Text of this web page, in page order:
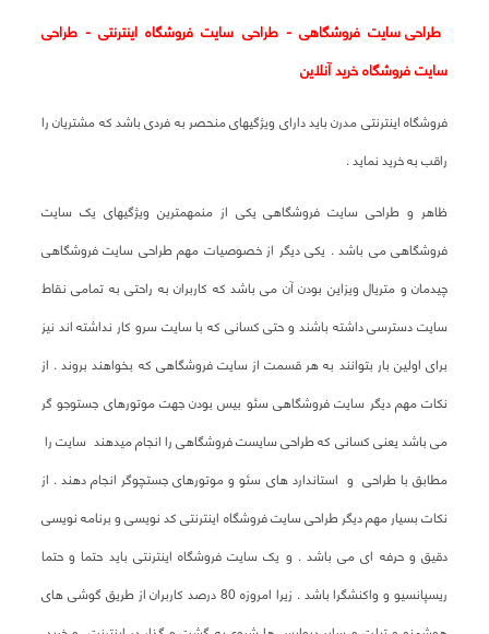
طراحی سایت فروشگاهی - طراحی سایت فروشگاه اینترنتی - طراحی
سایت فروشگاه خرید آنلاین
فروشگاه اینترنتی مدرن باید دارای ویژگیهای منحصر به فردی باشد که مشتریان را
راقب به خرید نماید .
ظاهر و طراحی سایت فروشگاهی یکی از منمهمترین ویژگیهای یک سایت
فروشگاهی می باشد . یکی دیگر از خصوصیات مهم طراحی سایت فروشگاهی
چیدمان و متریال ویزاین بودن آن می باشد که کاربران به راحتی به تمامی نقاط
سایت دسترسی داشته باشند و حتی کسانی که با سایت سرو کار نداشته اند نیز
برای اولین بار بتوانند به هر قسمت از سایت فروشگاهی که بخواهند بروند . از
نکات مهم دیگر سایت فروشگاهی سئو بیس بودن جهت موتورهای جستوجو گر
می باشد یعنی کسانی که طراحی سایست فروشگاهی را انجام میدهند سایت را
مطابق با طراحی و استاندارد های سئو و موتورهای جستچوگر انجام دهند . از
نکات بسیار مهم دیگر طراحی سایت فروشگاه اینترنتی کد نویسی و برنامه نویسی
دقیق و حرفه ای می باشد . و یک سایت فروشگاه اینترنتی باید حتما و حتما
ریسپانسیو و واکنشگرا باشد . زیرا امروزه 80 درصد کاربران از طریق گوشی های